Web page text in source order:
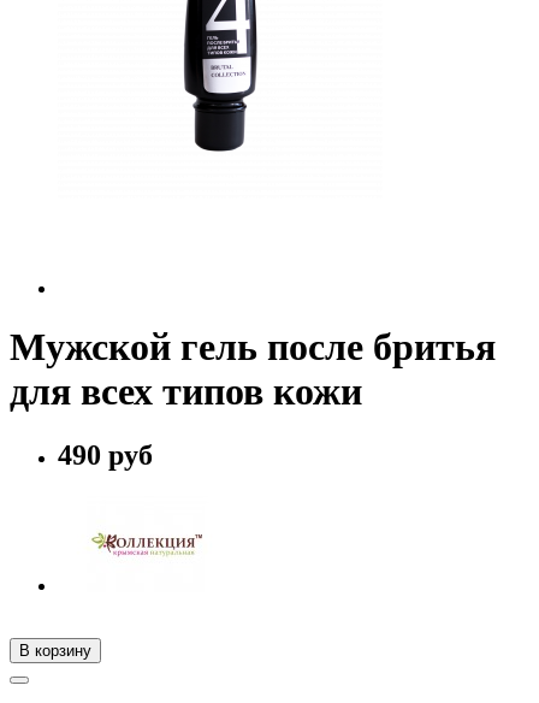
Мужской гель после бритья
для всех типов кожи
490 руб
В корзину